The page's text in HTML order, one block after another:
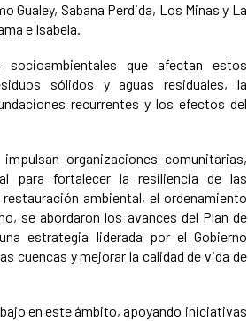
Gualey, Sabana Perdida, Los Minas y La
e Isabela.
que afectan estos
sólidos y aguas residuales, la
recurrentes y los efectos del
organizaciones comunitarias,
para fortalecer la resiliencia de las
ambiental, el ordenamiento
se abordaron los avances del Plan de
estrategia liderada por el Gobierno
cuencas y mejorar la calidad de vida de
en este ámbito, apoyando iniciativas